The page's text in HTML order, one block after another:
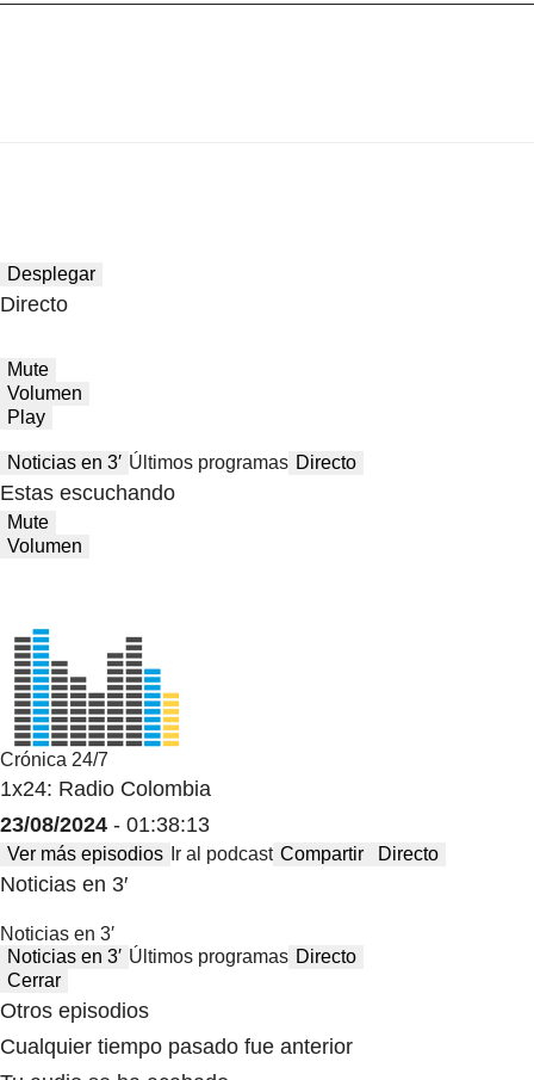
Desplegar
Directo
Mute
Volumen
Play
Noticias en 3′ Últimos programas Directo
Estas escuchando
Mute
Volumen
Crónica 24/7
1x24: Radio Colombia
23/08/2024 - 01:38:13
Ver más episodios Ir al podcast Compartir Directo
Noticias en 3′
Noticias en 3′
Noticias en 3′ Últimos programas Directo
Cerrar
Otros episodios
Cualquier tiempo pasado fue anterior